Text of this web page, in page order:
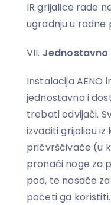
IR grijalice rade
ugradnju u radne
Instalacija AENO
jednostavna i
trebati odvijači.
izvaditi grijalicu
pričvršćivače (u
pronaći noge za
pod, te nosače
početi ga koristiti.